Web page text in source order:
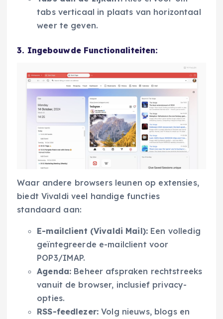
tabs verticaal in plaats van horizontaal
weer te geven.
3. Ingebouwde Functionaliteiten:
Waar andere browsers leunen op extensies,
biedt Vivaldi veel handige functies
standaard aan:
E-mailclient (Vivaldi Mail): Een volledig
geïntegreerde e-mailclient voor
POP3/IMAP.
Agenda: Beheer afspraken rechtstreeks
vanuit de browser, inclusief privacy-
opties.
RSS-feedlezer: Volg nieuws, blogs en